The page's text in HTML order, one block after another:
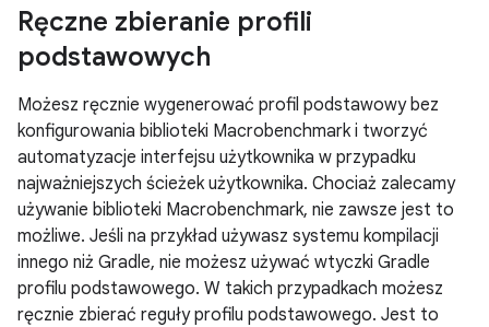
Ręczne zbieranie profili
podstawowych
Możesz ręcznie wygenerować profil podstawowy bez
konfigurowania biblioteki Macrobenchmark i tworzyć
automatyzacje interfejsu użytkownika w przypadku
najważniejszych ścieżek użytkownika. Chociaż zalecamy
używanie biblioteki Macrobenchmark, nie zawsze jest to
możliwe. Jeśli na przykład używasz systemu kompilacji
innego niż Gradle, nie możesz używać wtyczki Gradle
profilu podstawowego. W takich przypadkach możesz
ręcznie zbierać reguły profilu podstawowego. Jest to